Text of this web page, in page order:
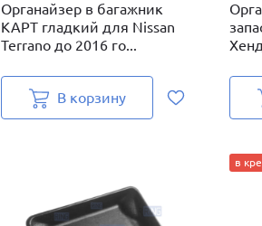
Органайзер в багажник
КАРТ гладкий для Nissan
Terrano до 2016 го...
В корзину
в